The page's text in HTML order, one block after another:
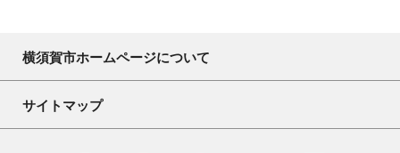
横須賀市ホームページについて
サイトマップ